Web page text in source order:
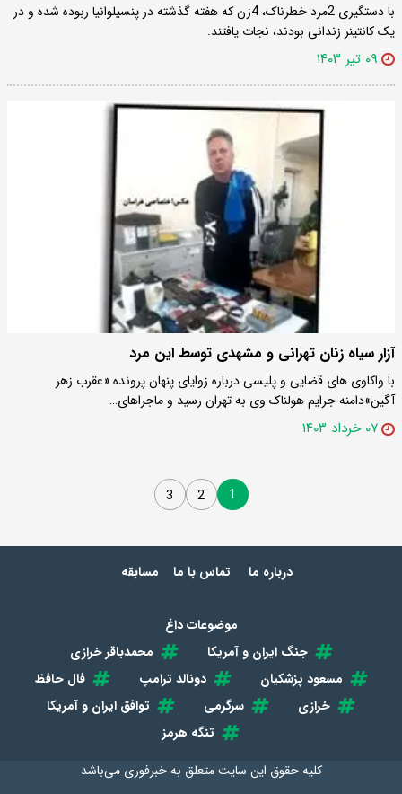
با دستگیری 2مرد خطرناک، 4زن که هفته گذشته در پنسیلوانیا ربوده شده و در
یک کانتینر زندانی بودند، نجات یافتند.
۰۹ تیر ۱۴۰۳
آزار سیاه زنان تهرانی و مشهدی توسط این مرد
با واکاوی های قضایی و پلیسی درباره زوایای پنهان پرونده «عقرب زهر
آگین»دامنه جرایم هولناک وی به تهران رسید و ماجراهای…
۰۷ خرداد ۱۴۰۳
1
2
3
درباره ما تماس با ما مسابقه
موضوعات داغ
جنگ ایران و آمریکا
محمدباقر خرازی
مسعود پزشکیان
دونالد ترامپ
فال حافظ
خرازی
سرگرمی
توافق ایران و آمریکا
تنگه هرمز
کلیه حقوق این سایت متعلق بهخبرفوری می‌باشد